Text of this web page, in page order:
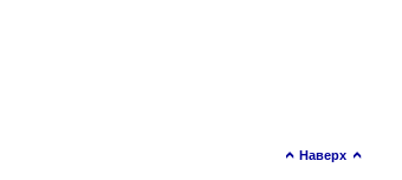
Наверх